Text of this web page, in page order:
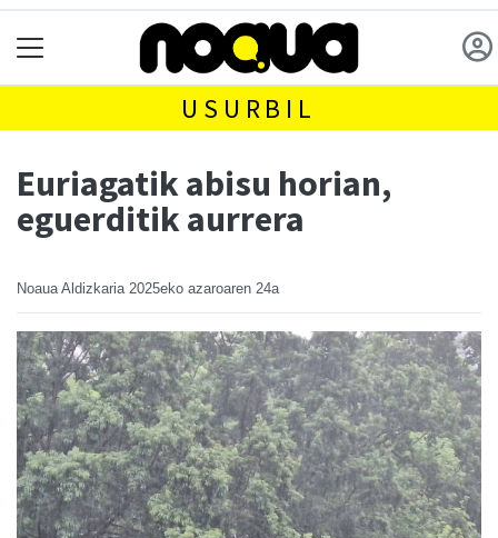
USURBIL
Euriagatik abisu horian,
eguerditik aurrera
Noaua Aldizkaria 2025eko azaroaren 24a